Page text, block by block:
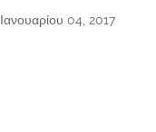
Ιανουαρίου 04, 2017